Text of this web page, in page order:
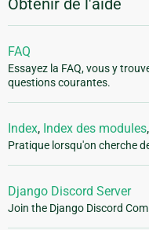
Obtenir de l'aide
FAQ
Essayez la FAQ, vous y
questions courantes.
Index, Index des modules
Pratique lorsqu'on cherche
Django Discord Server
Join the Django Discord